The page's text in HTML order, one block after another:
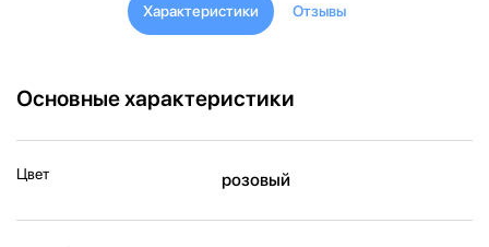
Характеристики Отзывы
Основные характеристики
Цвет розовый